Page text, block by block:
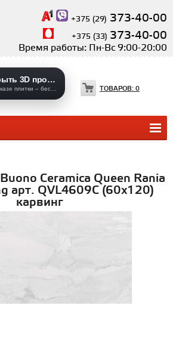
+375 (29) 373-40-00
+375 (33) 373-40-00
Время работы: Пн-Вс 9:00-20:00
Открыть 3D проекты
ТОВАРОВ: 0
Ceramica Queen Rania
арт. QVL4609C (60x120)
карвинг